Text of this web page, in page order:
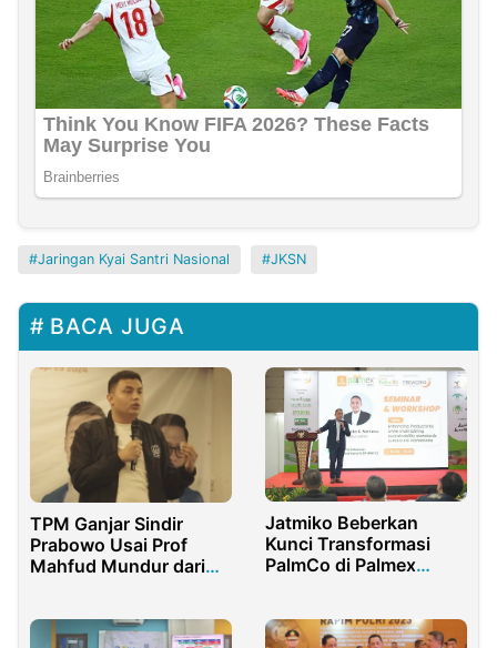
Jaringan Kyai Santri Nasional JKSN
BACA JUGA
TPM Ganjar Sindir
Prabowo Usai Prof
Mahfud Mundur dari
Jatmiko Beberkan
Kunci Transformasi
PalmCo di Palmex